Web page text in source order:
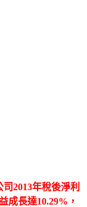
2013年稅後淨利
成長達10.29%，